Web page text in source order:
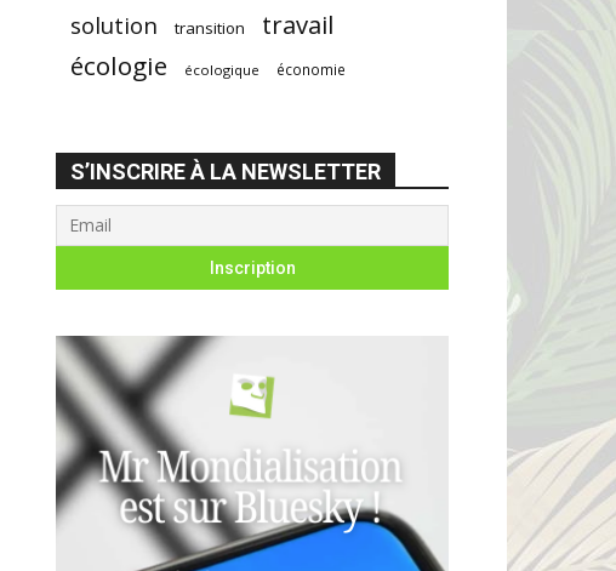
solution
transition
travail
écologie
écologique économie
S’INSCRIRE À LA NEWSLETTER